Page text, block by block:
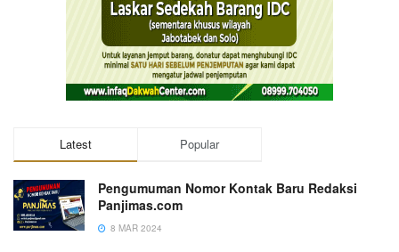
Latest Popular
Pengumuman Nomor Kontak Baru Redaksi
Panjimas.com
8 MAR 2024